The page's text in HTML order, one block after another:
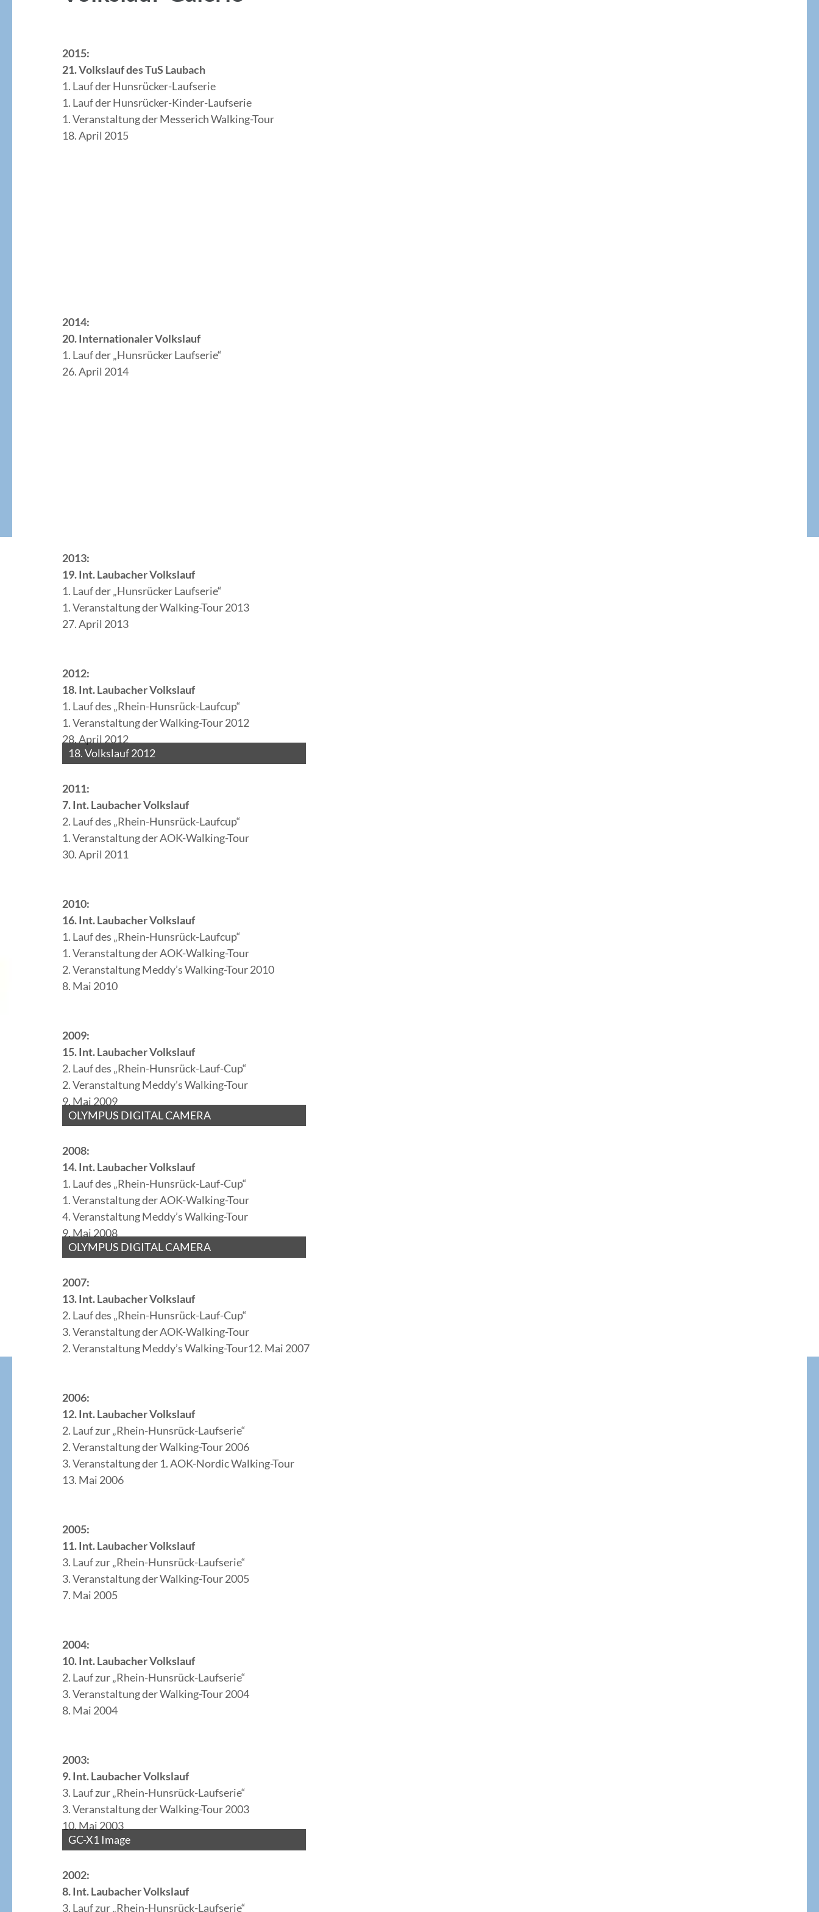
2015:
21. Volkslauf des TuS Laubach
1. Lauf der Hunsrücker-Laufserie
1. Lauf der Hunsrücker-Kinder-Laufserie
1. Veranstaltung der Messerich Walking-Tour
18. April 2015
2014:
20. Internationaler Volkslauf
1. Lauf der „Hunsrücker Laufserie“
26. April 2014
2013:
19. Int. Laubacher Volkslauf
1. Lauf der „Hunsrücker Laufserie“
1. Veranstaltung der Walking-Tour 2013
27. April 2013
2012:
18. Int. Laubacher Volkslauf
1. Lauf des „Rhein-Hunsrück-Laufcup“
1. Veranstaltung der Walking-Tour 2012
28. April 2012
18. Volkslauf 2012
2011:
7. Int. Laubacher Volkslauf
2. Lauf des „Rhein-Hunsrück-Laufcup“
1. Veranstaltung der AOK-Walking-Tour
30. April 2011
2010:
16. Int. Laubacher Volkslauf
1. Lauf des „Rhein-Hunsrück-Laufcup“
1. Veranstaltung der AOK-Walking-Tour
2. Veranstaltung Meddy’s Walking-Tour 2010
8. Mai 2010
2009:
15. Int. Laubacher Volkslauf
2. Lauf des „Rhein-Hunsrück-Lauf-Cup“
2. Veranstaltung Meddy’s Walking-Tour
9. Mai 2009
OLYMPUS DIGITAL CAMERA
2008:
14. Int. Laubacher Volkslauf
1. Lauf des „Rhein-Hunsrück-Lauf-Cup“
1. Veranstaltung der AOK-Walking-Tour
4. Veranstaltung Meddy’s Walking-Tour
9. Mai 2008
OLYMPUS DIGITAL CAMERA
2007:
13. Int. Laubacher Volkslauf
2. Lauf des „Rhein-Hunsrück-Lauf-Cup“
3. Veranstaltung der AOK-Walking-Tour
2. Veranstaltung Meddy’s Walking-Tour12. Mai 2007
2006:
12. Int. Laubacher Volkslauf
2. Lauf zur „Rhein-Hunsrück-Laufserie“
2. Veranstaltung der Walking-Tour 2006
3. Veranstaltung der 1. AOK-Nordic Walking-Tour
13. Mai 2006
2005:
11. Int. Laubacher Volkslauf
3. Lauf zur „Rhein-Hunsrück-Laufserie“
3. Veranstaltung der Walking-Tour 2005
7. Mai 2005
2004:
10. Int. Laubacher Volkslauf
2. Lauf zur „Rhein-Hunsrück-Laufserie“
3. Veranstaltung der Walking-Tour 2004
8. Mai 2004
2003:
9. Int. Laubacher Volkslauf
3. Lauf zur „Rhein-Hunsrück-Laufserie“
3. Veranstaltung der Walking-Tour 2003
10. Mai 2003
GC-X1 Image
2002:
8. Int. Laubacher Volkslauf
3. Lauf zur „Rhein-Hunsrück-Laufserie“